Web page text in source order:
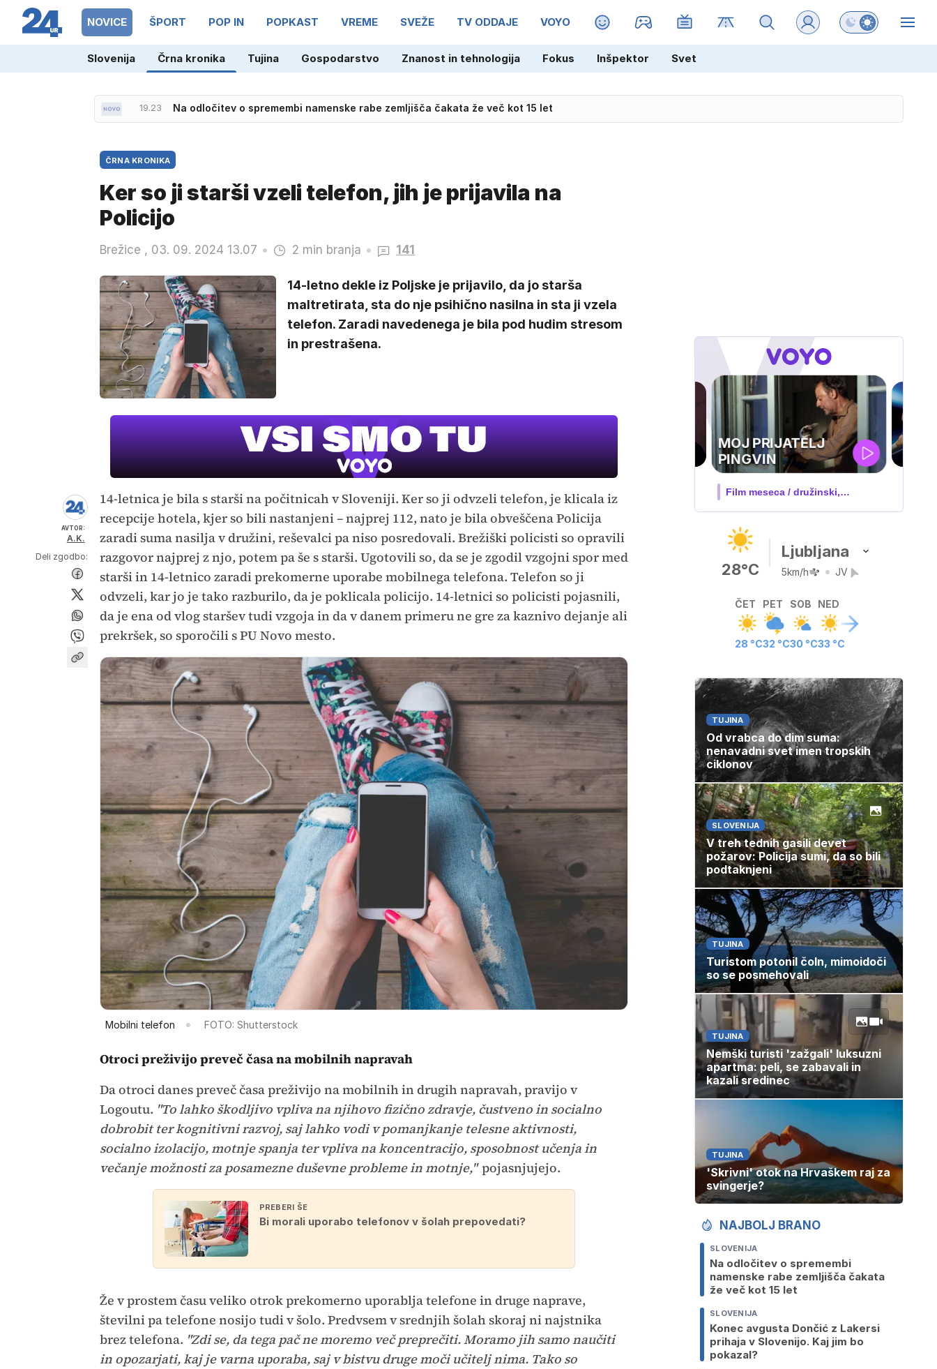
NOVICE ŠPORT POP IN POPKAST VREME SVEŽE TV ODDAJE VOYO MAGAZIN Preklopi barvni
Slovenija Črna kronika Tujina Gospodarstvo Znanost in tehnologija Fokus Inšpektor Svet
ČRNA KRONIKA
Ker so ji starši vzeli telefon, jih je prijavila na
Policijo
Brežice , 03. 09. 2024 13.07 2 min branja 141
14-letno dekle iz Poljske je prijavilo, da jo starša
maltretirata, sta do nje psihično nasilna in sta ji vzela
telefon. Zaradi navedenega je bila pod hudim stresom
in prestrašena.
AVTOR:
A.K.
Deli zgodbo:
14-letnica je bila s starši na počitnicah v Sloveniji. Ker so ji odvzeli telefon, je klicala iz
recepcije hotela, kjer so bili nastanjeni – najprej 112, nato je bila obveščena Policija
zaradi suma nasilja v družini, reševalci pa niso posredovali. Brežiški policisti so opravili
razgovor najprej z njo, potem pa še s starši. Ugotovili so, da se je zgodil vzgojni spor med
starši in 14-letnico zaradi prekomerne uporabe mobilnega telefona. Telefon so ji
odvzeli, kar jo je tako razburilo, da je poklicala policijo. 14-letnici so policisti pojasnili,
da je ena od vlog staršev tudi vzgoja in da v danem primeru ne gre za kaznivo dejanje ali
prekršek, so sporočili s PU Novo mesto.
Mobilni telefon FOTO: Shutterstock
Otroci preživijo preveč časa na mobilnih napravah
Da otroci danes preveč časa preživijo na mobilnih in drugih napravah, pravijo v
Logoutu. "To lahko škodljivo vpliva na njihovo fizično zdravje, čustveno in socialno
dobrobit ter kognitivni razvoj, saj lahko vodi v pomanjkanje telesne aktivnosti,
socialno izolacijo, motnje spanja ter vpliva na koncentracijo, sposobnost učenja in
večanje možnosti za posamezne duševne probleme in motnje,"pojasnjujejo.
PREBERI ŠE
Bi morali uporabo telefonov v šolah prepovedati?
Že v prostem času veliko otrok prekomerno uporablja telefone in druge naprave,
številni pa telefone nosijo tudi v šolo. Predvsem v srednjih šolah skoraj ni najstnika
brez telefona. "Zdi se, da tega pač ne moremo več preprečiti. Moramo jih samo naučiti
in opozarjati, kaj je varna uporaba, saj v bistvu druge moči učitelj nima. Tako so
UEFA
SUPERPOKAL
V živo na VOYO: sreda ob 20.30
28°C
Ljubljana
5km/h JV
ČET
28 °C
PET
32 °C
SOB
30 °C
NED
33 °C
TUJINA
Od vrabca do dim suma:
nenavadni svet imen tropskih
ciklonov
SLOVENIJA
V treh tednih gasili devet
požarov: Policija sumi, da so bili
podtaknjeni
TUJINA
Turistom potonil čoln, mimoidoči
so se posmehovali
TUJINA
Nemški turisti 'zažgali' luksuzni
apartma: peli, se zabavali in
kazali sredinec
TUJINA
'Skrivni' otok na Hrvaškem raj za
svingerje?
NAJBOLJ BRANO
SLOVENIJA
Na odločitev o spremembi
namenske rabe zemljišča čakata
že več kot 15 let
SLOVENIJA
Konec avgusta Dončić z Lakersi
prihaja v Slovenijo. Kaj jim bo
pokazal?